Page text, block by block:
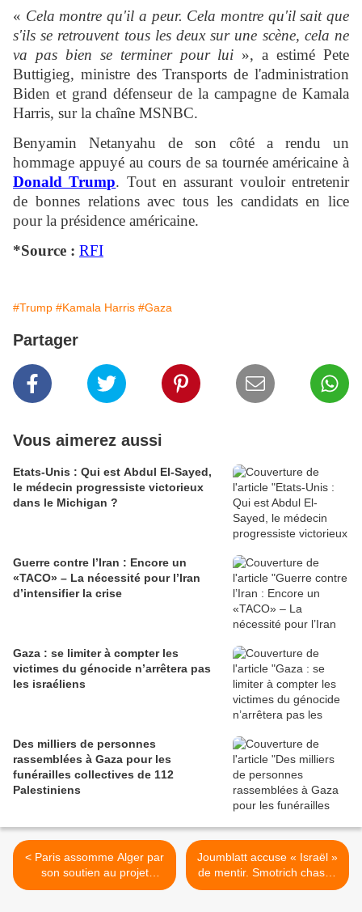
« Cela montre qu'il a peur. Cela montre qu'il sait que
s'ils se retrouvent tous les deux sur une scène, cela ne
va pas bien se terminer pour lui », a estimé Pete
Buttigieg, ministre des Transports de l'administration
Biden et grand défenseur de la campagne de Kamala
Harris, sur la chaîne MSNBC.
Benyamin Netanyahu de son côté a rendu un
hommage appuyé au cours de sa tournée américaine à
Donald Trump. Tout en assurant vouloir entretenir
de bonnes relations avec tous les candidats en lice
pour la présidence américaine.
*Source : RFI
#Trump #Kamala Harris #Gaza
Partager
Vous aimerez aussi
Etats-Unis : Qui est Abdul El-Sayed,
le médecin progressiste victorieux
dans le Michigan ?
Guerre contre l’Iran : Encore un
«TACO» – La nécessité pour l’Iran
d’intensifier la crise
Gaza : se limiter à compter les
victimes du génocide n’arrêtera pas
les israéliens
Des milliers de personnes
rassemblées à Gaza pour les
funérailles collectives de 112
Palestiniens
< Paris assomme Alger par
son soutien au projet
d’autonomie du Sahara
Joumblatt accuse « Israël »
de mentir. Smotrich chassé
de Majdal Chams « Va-t-en